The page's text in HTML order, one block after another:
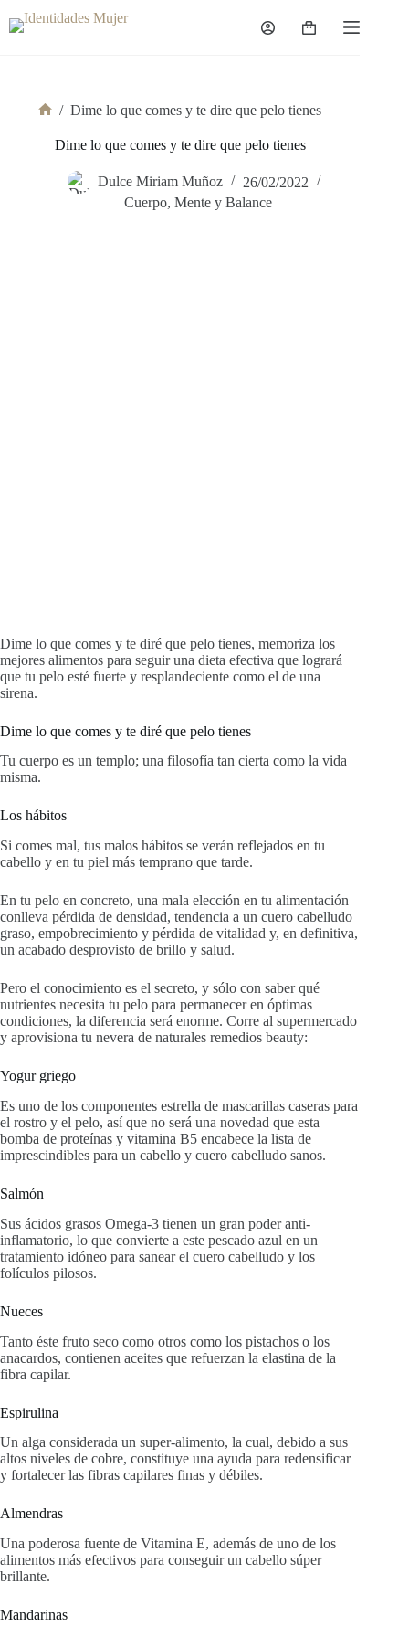
Carro
/ Dime lo que comes y te dire que pelo tienes
Dime lo que comes y te dire que pelo tienes
Dulce Miriam Muñoz
26/02/2022
Cuerpo, Mente y Balance
Dime lo que comes y te diré que pelo tienes, memoriza los
mejores alimentos para seguir una dieta efectiva que logrará
que tu pelo esté fuerte y resplandeciente como el de una
sirena.
Dime lo que comes y te diré que pelo tienes
Tu cuerpo es un templo; una filosofía tan cierta como la vida
misma.
Los hábitos
Si comes mal, tus malos hábitos se verán reflejados en tu
cabello y en tu piel más temprano que tarde.
En tu pelo en concreto, una mala elección en tu alimentación
conlleva pérdida de densidad, tendencia a un cuero cabelludo
graso, empobrecimiento y pérdida de vitalidad y, en definitiva,
un acabado desprovisto de brillo y salud.
Pero el conocimiento es el secreto, y sólo con saber qué
nutrientes necesita tu pelo para permanecer en óptimas
condiciones, la diferencia será enorme. Corre al supermercado
y aprovisiona tu nevera de naturales remedios beauty:
Yogur griego
Es uno de los componentes estrella de mascarillas caseras para
el rostro y el pelo, así que no será una novedad que esta
bomba de proteínas y vitamina B5 encabece la lista de
imprescindibles para un cabello y cuero cabelludo sanos.
Salmón
Sus ácidos grasos Omega-3 tienen un gran poder anti-
inflamatorio, lo que convierte a este pescado azul en un
tratamiento idóneo para sanear el cuero cabelludo y los
folículos pilosos.
Nueces
Tanto éste fruto seco como otros como los pistachos o los
anacardos, contienen aceites que refuerzan la elastina de la
fibra capilar.
Espirulina
Un alga considerada un super-alimento, la cual, debido a sus
altos niveles de cobre, constituye una ayuda para redensificar
y fortalecer las fibras capilares finas y débiles.
Almendras
Una poderosa fuente de Vitamina E, además de uno de los
alimentos más efectivos para conseguir un cabello súper
brillante.
Mandarinas